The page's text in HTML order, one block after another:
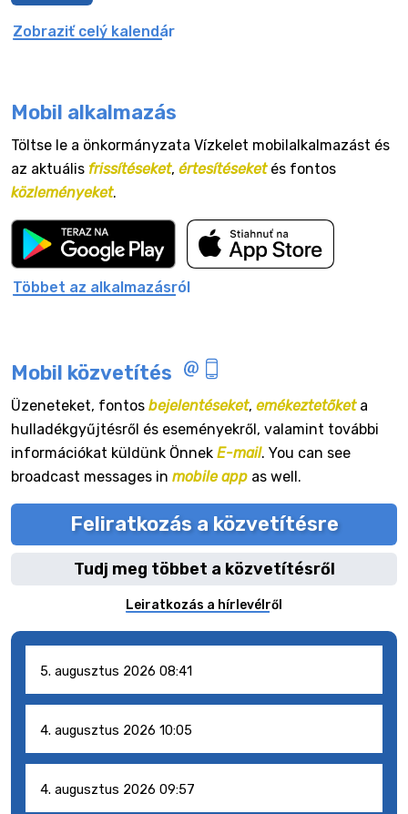
Zobraziť celý kalendár
Mobil alkalmazás
Töltse le a önkormányzata Vízkelet mobilalkalmazást és
az aktuális frissítéseket, értesítéseketés fontos
közleményeket.
Többet az alkalmazásról
Mobil közvetítés
Üzeneteket, fontos bejelentéseket, emékeztetőketa
hulladékgyűjtésről és eseményekről, valamint további
információkat küldünk Önnek E-mail. You can see
broadcast messages in mobile app as well.
Feliratkozás a közvetítésre
Tudj meg többet a közvetítésről
Leiratkozás a hírlevélről
5. augusztus 2026 08:41
4. augusztus 2026 10:05
4. augusztus 2026 09:57